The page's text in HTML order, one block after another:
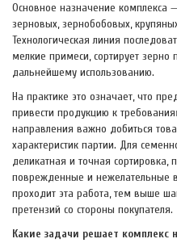
Основное назначение комплекса
зерновых, зернобобовых,
Технологическая линия
мелкие примеси, сортирует
дальнейшему использованию.
На практике это означает, что
привести продукцию к
направления важно добиться
характеристик партии. Для
деликатная и точная
поврежденные и нежелательные
проходит эта работа, тем выше
претензий со стороны покупателя.
Какие задачи решает комплекс